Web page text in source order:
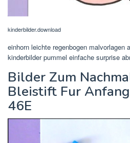
kinderbilder.download
einhorn leichte regenbogen malvorlagen
kinderbilder pummel einfache surprise
Bilder Zum
Bleistift Fur
46E